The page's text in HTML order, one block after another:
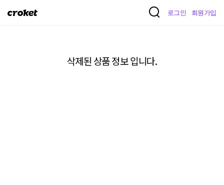
크
로그인 회원가입
삭제된 상품 정보 입니다.